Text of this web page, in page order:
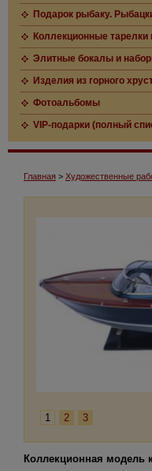
Подарок рыбаку.
Коллекционные
Элитные бокалы и
Изделия из горного
Фотоальбомы
VIP-подарки (полный
Главная > Художественные
1 2 3
Коллекционная модель